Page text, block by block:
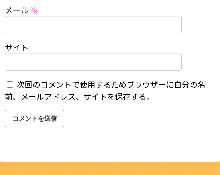
メール ※
サイト
次回のコメントで使用するためブラウザーに自分の名
前、メールアドレス、サイトを保存する。